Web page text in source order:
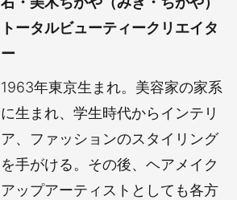
トータルビューティークリエイタ
ー
1963年東京生まれ。美容家の家系
に生まれ、学生時代からインテリ
ア、ファッションのスタイリング
を手がける。その後、ヘアメイク
アップアーティストとしても各方